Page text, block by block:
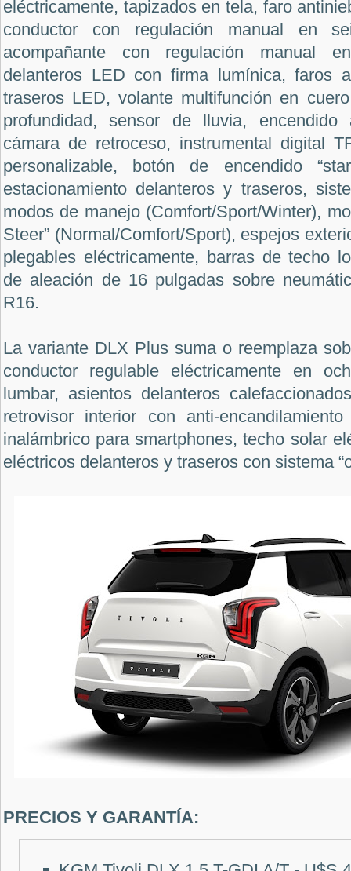
eléctricamente, tapizados en tela, faro
conductor con regulación manual en
acompañante con regulación manual
delanteros LED con firma lumínica, faros
traseros LED, volante multifunción en
profundidad, sensor de lluvia, encendido
cámara de retroceso, instrumental digital
personalizable, botón de encendido
estacionamiento delanteros y traseros,
modos de manejo (Comfort/Sport/Winter),
Steer” (Normal/Comfort/Sport), espejos
plegables eléctricamente, barras de techo
de aleación de 16 pulgadas sobre
R16.
La variante DLX Plus suma o reemplaza
conductor regulable eléctricamente en
lumbar, asientos delanteros
retrovisor interior con anti-
inalámbrico para smartphones, techo solar
eléctricos delanteros y traseros con sistema
PRECIOS Y GARANTÍA: